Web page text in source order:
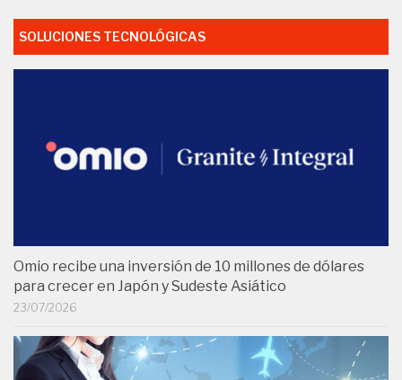
SOLUCIONES TECNOLÓGICAS
Omio recibe una inversión de 10 millones de dólares
para crecer en Japón y Sudeste Asiático
23/07/2026